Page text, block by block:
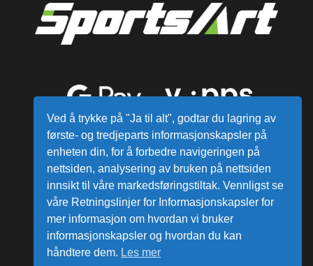
Alle varer sendes fra vårt lager i
Norge
Ved å trykke på "Ja til alt", godtar du lagring av
første- og tredjeparts informasjonskapsler på
enheten din, for å forbedre navigeringen på
nettsiden, analysering av bruken på nettsiden
innsikt til våre markedsføringstiltak. Vennligst se
våre Retningslinjer for Informasjonskapsler for
mer informasjon om hvordan vi bruker
informasjonskapsler og hvordan du kan
håndtere dem. Les mer